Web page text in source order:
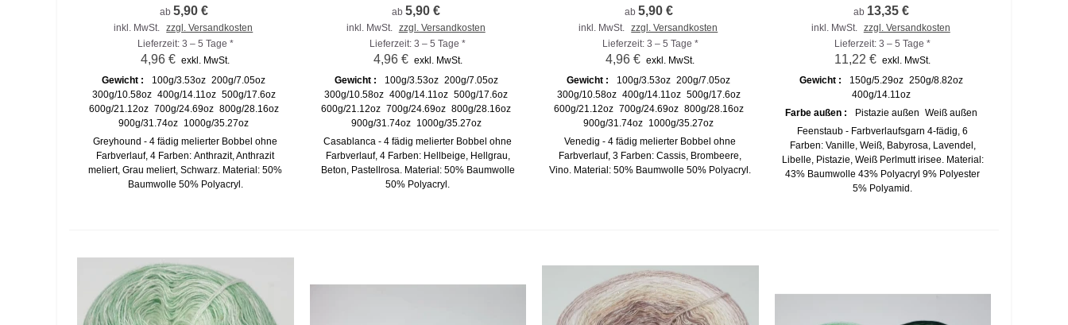
ab 5,90 €
inkl. MwSt. zzgl. Versandkosten
Lieferzeit: 3 – 5 Tage *
4,96 € exkl. MwSt.
Gewicht :
100g/3.53oz 200g/7.05oz
300g/10.58oz 400g/14.11oz 500g/17.6oz
600g/21.12oz 700g/24.69oz 800g/28.16oz
900g/31.74oz 1000g/35.27oz
Greyhound - 4 fädig melierter Bobbel ohne
Farbverlauf, 4 Farben: Anthrazit, Anthrazit
meliert, Grau meliert, Schwarz. Material: 50%
Baumwolle 50% Polyacryl.
ab5,90 €
inkl. MwSt. zzgl. Versandkosten
Lieferzeit: 3 – 5 Tage *
4,96 € exkl. MwSt.
Gewicht :
100g/3.53oz 200g/7.05oz
300g/10.58oz 400g/14.11oz 500g/17.6oz
600g/21.12oz 700g/24.69oz 800g/28.16oz
900g/31.74oz 1000g/35.27oz
Casablanca - 4 fädig melierter Bobbel ohne
Farbverlauf, 4 Farben: Hellbeige, Hellgrau,
Beton, Pastellrosa. Material: 50% Baumwolle
50% Polyacryl.
ab 5,90 €
inkl. MwSt. zzgl. Versandkosten
Lieferzeit: 3 – 5 Tage *
4,96 € exkl. MwSt.
Gewicht :
100g/3.53oz 200g/7.05oz
300g/10.58oz 400g/14.11oz 500g/17.6oz
600g/21.12oz 700g/24.69oz 800g/28.16oz
900g/31.74oz 1000g/35.27oz
Venedig - 4 fädig melierter Bobbel ohne
Farbverlauf, 3 Farben: Cassis, Brombeere,
Vino. Material: 50% Baumwolle 50% Polyacryl.
ab 13,35 €
inkl. MwSt. zzgl. Versandkosten
Lieferzeit: 3 – 5 Tage *
11,22 € exkl. MwSt.
Gewicht :
150g/5.29oz 250g/8.82oz
400g/14.11oz
Farbe außen :
Pistazie außen Weiß außen
Feenstaub - Farbverlaufsgarn 4-fädig, 6
Farben: Vanille, Weiß, Babyrosa, Lavendel,
Libelle, Pistazie, Weiß Perlmutt irisee. Material:
43% Baumwolle 43% Polyacryl 9% Polyester
5% Polyamid.